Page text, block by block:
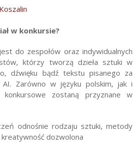
w konkursie?
do zespołów oraz indywidualnych
którzy tworzą dzieła sztuki w
dźwięku bądź tekstu pisanego za
Zarówno w języku polskim, jak i
konkursowe zostaną przyznane w
odnośnie rodzaju sztuki, metody
kreatywność dozwolona